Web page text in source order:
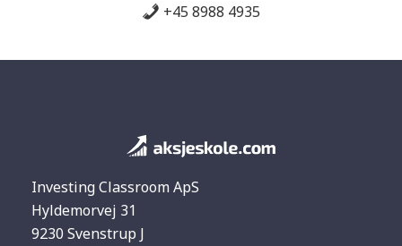
+45 8988 4935
Investing Classroom ApS
Hyldemorvej 31
9230 Svenstrup J